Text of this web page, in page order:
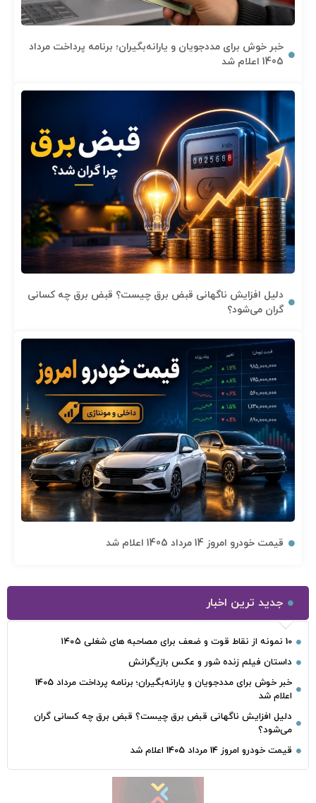
خبر خوش برای مددجویان و یارانه‌بگیران؛ برنامه پرداخت مرداد
1405 اعلام شد
دلیل افزایش ناگهانی قبض برق چیست؟ قبض برق چه کسانی
گران می‌شود؟
قیمت خودرو امروز 14 مرداد 1405 اعلام شد
جدید ترین اخبار
10 نمونه از نقاط قوت و ضعف برای مصاحبه‌ های شغلی ۱۴۰۵
داستان فیلم زنده شور و عکس بازیگرانش
خبر خوش برای مددجویان و یارانه‌بگیران؛ برنامه پرداخت مرداد 1405
اعلام شد
دلیل افزایش ناگهانی قبض برق چیست؟ قبض برق چه کسانی گران
می‌شود؟
قیمت خودرو امروز 14 مرداد 1405 اعلام شد